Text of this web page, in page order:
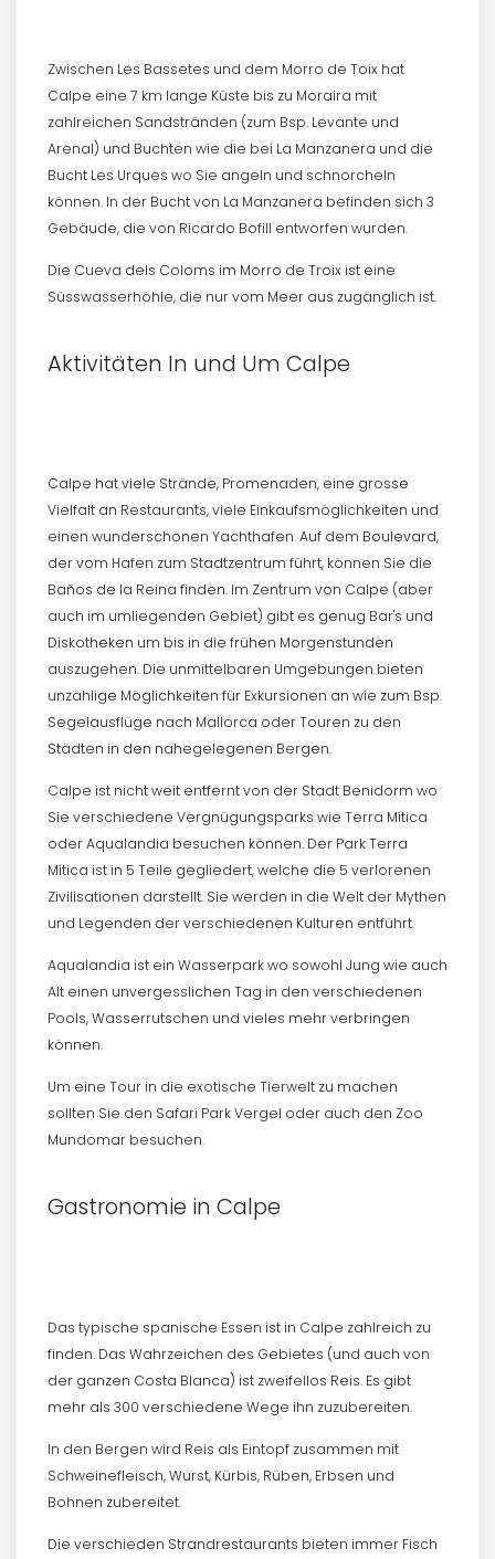
Zwischen Les Bassetes und dem Morro de Toix hat
Calpe eine 7 km lange Küste bis zu Moraira mit
zahlreichen Sandstränden (zum Bsp. Levante und
Arenal) und Buchten wie die bei La Manzanera und die
Bucht Les Urques wo Sie angeln und schnorcheln
können. In der Bucht von La Manzanera befinden sich 3
Gebäude, die von Ricardo Bofill entworfen wurden.
Die Cueva dels Coloms im Morro de Troix ist eine
Süsswasserhöhle, die nur vom Meer aus zugänglich ist.
Aktivitäten In und Um Calpe
Calpe hat viele Strände, Promenaden, eine grosse
Vielfalt an Restaurants, viele Einkaufsmöglichkeiten und
einen wunderschönen Yachthafen. Auf dem Boulevard,
der vom Hafen zum Stadtzentrum führt, können Sie die
Baños de la Reina finden. Im Zentrum von Calpe (aber
auch im umliegenden Gebiet) gibt es genug Bar's und
Diskotheken um bis in die frühen Morgenstunden
auszugehen. Die unmittelbaren Umgebungen bieten
unzählige Möglichkeiten für Exkursionen an wie zum Bsp.
Segelausflüge nach Mallorca oder Touren zu den
Städten in den nahegelegenen Bergen.
Calpe ist nicht weit entfernt von der Stadt Benidorm wo
Sie verschiedene Vergnügungsparks wie Terra Mítica
oder Aqualandia besuchen können. Der Park Terra
Mítica ist in 5 Teile gegliedert, welche die 5 verlorenen
Zivilisationen darstellt. Sie werden in die Welt der Mythen
und Legenden der verschiedenen Kulturen entführt.
Aqualandia ist ein Wasserpark wo sowohl Jung wie auch
Alt einen unvergesslichen Tag in den verschiedenen
Pools, Wasserrutschen und vieles mehr verbringen
können.
Um eine Tour in die exotische Tierwelt zu machen
sollten Sie den Safari Park Vergel oder auch den Zoo
Mundomar besuchen.
Gastronomie in Calpe
Das typische spanische Essen ist in Calpe zahlreich zu
finden. Das Wahrzeichen des Gebietes (und auch von
der ganzen Costa Blanca) ist zweifellos Reis. Es gibt
mehr als 300 verschiedene Wege ihn zuzubereiten.
In den Bergen wird Reis als Eintopf zusammen mit
Schweinefleisch, Wurst, Kürbis, Rüben, Erbsen und
Bohnen zubereitet.
Die verschieden Strandrestaurants bieten immer Fisch